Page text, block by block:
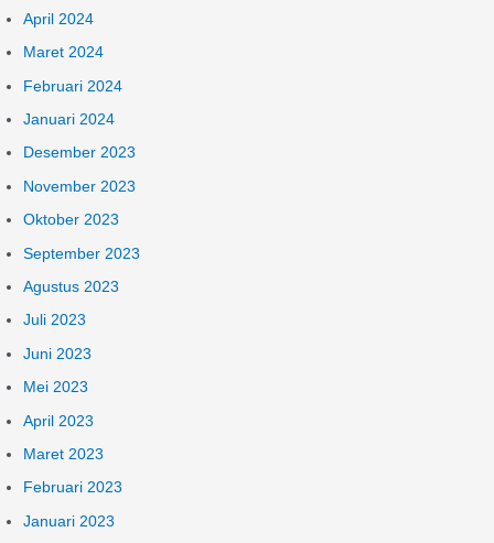
April 2024
Maret 2024
Februari 2024
Januari 2024
Desember 2023
November 2023
Oktober 2023
September 2023
Agustus 2023
Juli 2023
Juni 2023
Mei 2023
April 2023
Maret 2023
Februari 2023
Januari 2023